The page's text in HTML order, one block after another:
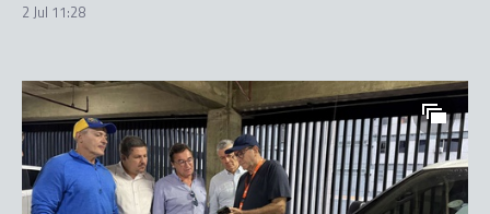
2 Jul 11:28